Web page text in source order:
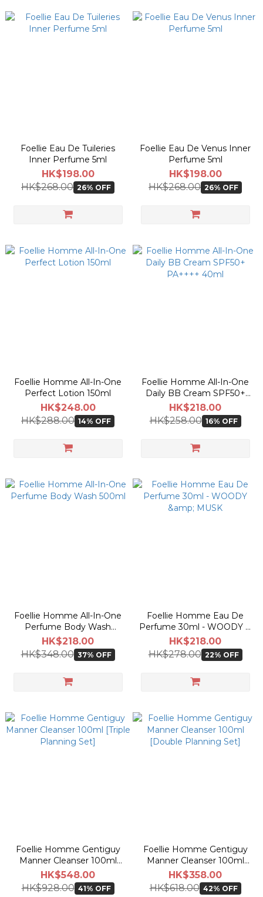
Foellie Eau De Tuileries
Inner Perfume 5ml
HK$198.00
HK$268.00 26% OFF
Foellie Eau De Venus Inner
Perfume 5ml
HK$198.00
HK$268.00 26% OFF
Foellie Homme All-In-One
Perfect Lotion 150ml
HK$248.00
HK$288.00 14% OFF
Foellie Homme All-In-One
Daily BB Cream SPF50+
PA++++ 40ml
HK$218.00
HK$258.00 16% OFF
Foellie Homme All-In-One
Perfume Body Wash
500ml
HK$218.00
HK$348.00 37% OFF
Foellie Homme Eau De
Perfume 30ml - WOODY &
MUSK
HK$218.00
HK$278.00 22% OFF
Foellie Homme Gentiguy
Manner Cleanser 100ml
[Triple Planning Set]
HK$548.00
HK$928.00 41% OFF
Foellie Homme Gentiguy
Manner Cleanser 100ml
[Double Planning Set]
HK$358.00
HK$618.00 42% OFF